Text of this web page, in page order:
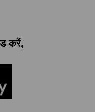
करें,